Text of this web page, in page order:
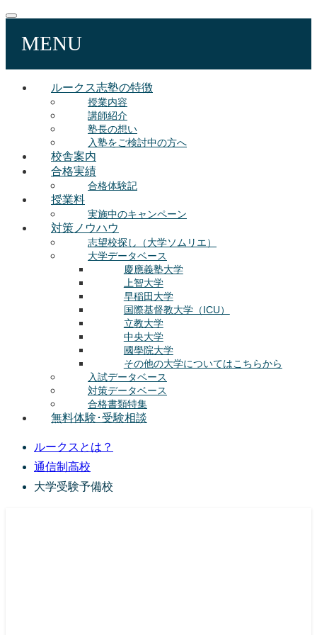
MENU
ルークス志塾の特徴
授業内容
講師紹介
塾長の想い
入塾をご検討中の方へ
校舎案内
合格実績
合格体験記
授業料
実施中のキャンペーン
対策ノウハウ
志望校探し（大学ソムリエ）
大学データベース
慶應義塾大学
上智大学
早稲田大学
国際基督教大学（ICU）
立教大学
中央大学
國學院大学
その他の大学についてはこちらから
入試データベース
対策データベース
合格書類特集
無料体験･受験相談
ルークスとは？
通信制高校
大学受験予備校